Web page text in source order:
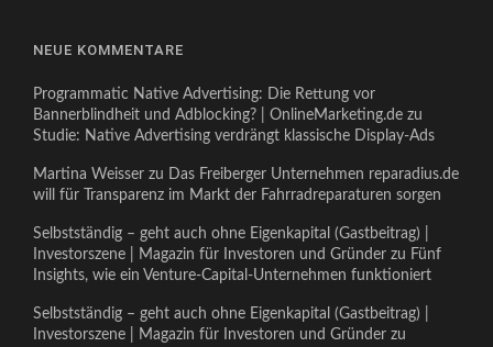
NEUE KOMMENTARE
Programmatic Native Advertising: Die Rettung vor
Bannerblindheit und Adblocking? | OnlineMarketing.de zu
Studie: Native Advertising verdrängt klassische Display-Ads
Martina Weisser zu Das Freiberger Unternehmen reparadius.de
will für Transparenz im Markt der Fahrradreparaturen sorgen
Selbstständig – geht auch ohne Eigenkapital (Gastbeitrag) |
Investorszene | Magazin für Investoren und Gründer zu Fünf
Insights, wie ein Venture-Capital-Unternehmen funktioniert
Selbstständig – geht auch ohne Eigenkapital (Gastbeitrag) |
Investorszene | Magazin für Investoren und Gründer zu